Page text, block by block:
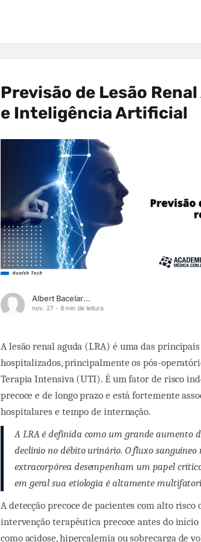
Previsão de Lesão
e Inteligência Artificial
Albert Bacelar de Sousa
nov. 27 - 8 min de leitura
A lesão renal aguda (LRA) é uma das
hospitalizados, principalmente os pós-
Terapia Intensiva (UTI). É um fator de risco
precoce e de longo prazo e está fortemente
hospitalares e tempo de internação.
A LRA é definida como um grande aumento
declínio no débito urinário. O fluxo
extracorpórea desempenham um papel
em geral sua etiologia é altamente
A detecção precoce de pacientes com alto
intervenção terapêutica precoce antes do início
como acidose, hipercalemia ou sobrecarga de